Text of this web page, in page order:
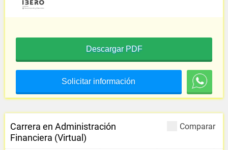
Descargar PDF
Solicitar información
Comparar
Carrera en Administración
Financiera (Virtual)